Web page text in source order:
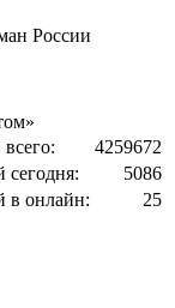
России
4259672
сегодня:
5086
в онлайн:
25